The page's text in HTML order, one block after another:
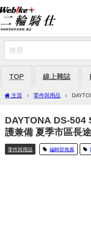
TOP 線上雜誌
主頁 零件與用品
季市區長途三拍子完美騎行鞋
DAYTONA DS-504
護兼備 夏季市區長
零件與用品 編輯部推薦